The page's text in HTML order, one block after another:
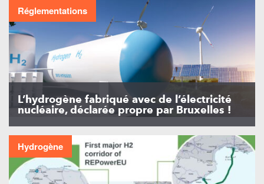
Réglementations
L’hydrogène fabriqué avec de l’électricité
nucléaire, déclarée propre par Bruxelles !
Hydrogène